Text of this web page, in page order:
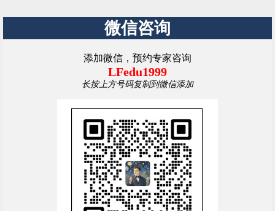
微信咨询
添加微信，预约专家咨询
LFedu1999
长按上方号码复制到微信添加